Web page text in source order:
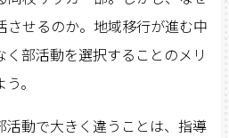
させるのか。地域移行が進む中
部活動を選択することのメリ
。
活動で大きく違うことは、指導